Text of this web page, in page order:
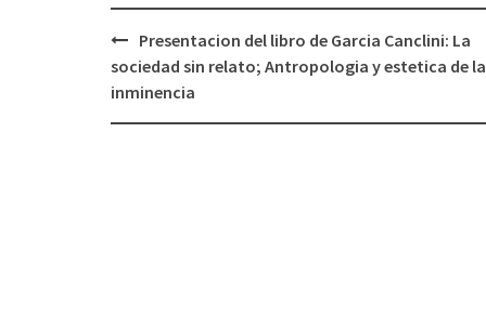
Navegación
de
Presentacion del libro de Garcia Canclini: La
sociedad sin relato; Antropologia y estetica de la
inminencia